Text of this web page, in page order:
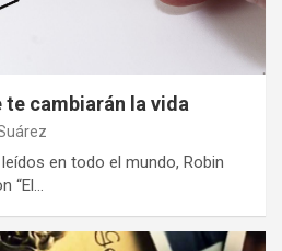
cambiarán la vida
en todo el mundo, Robin
“El…